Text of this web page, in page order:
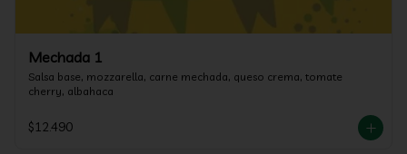
Mechada 1
Salsa base, mozzarella, carne mechada, queso crema, tomate
cherry, albahaca
$12.490